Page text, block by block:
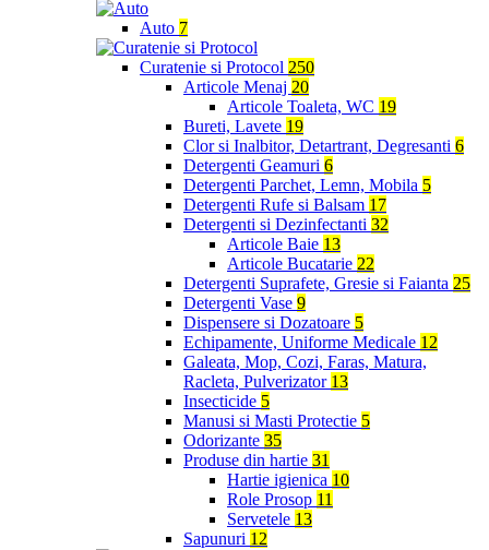
Auto 7
Curatenie si Protocol 250
Articole Menaj 20
Articole Toaleta, WC 19
Bureti, Lavete 19
Clor si Inalbitor, Detartrant, Degresanti 6
Detergenti Geamuri 6
Detergenti Parchet, Lemn, Mobila 5
Detergenti Rufe si Balsam 17
Detergenti si Dezinfectanti 32
Articole Baie 13
Articole Bucatarie 22
Detergenti Suprafete, Gresie si Faianta 25
Detergenti Vase 9
Dispensere si Dozatoare 5
Echipamente, Uniforme Medicale 12
Galeata, Mop, Cozi, Faras, Matura,
Racleta, Pulverizator 13
Insecticide 5
Manusi si Masti Protectie 5
Odorizante 35
Produse din hartie 31
Hartie igienica 10
Role Prosop 11
Servetele 13
Sapunuri 12